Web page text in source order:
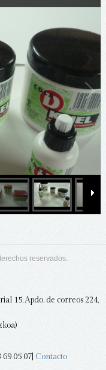
reservados.
15, Apdo. de correos 224,
05 07| Contacto